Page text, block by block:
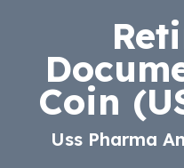
Coin
Uss Pharma